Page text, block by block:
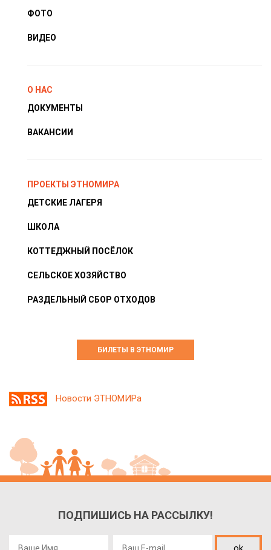
ФОТО
ВИДЕО
О НАС
ДОКУМЕНТЫ
ВАКАНСИИ
ПРОЕКТЫ ЭТНОМИРА
ДЕТСКИЕ ЛАГЕРЯ
ШКОЛА
КОТТЕДЖНЫЙ ПОСЁЛОК
СЕЛЬСКОЕ ХОЗЯЙСТВО
РАЗДЕЛЬНЫЙ СБОР ОТХОДОВ
БИЛЕТЫ В ЭТНОМИР
Новости ЭТНОМИРа
ПОДПИШИСЬ НА РАССЫЛКУ!